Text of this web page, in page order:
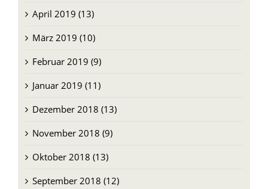
April 2019 (13)
März 2019 (10)
Februar 2019 (9)
Januar 2019 (11)
Dezember 2018 (13)
November 2018 (9)
Oktober 2018 (13)
September 2018 (12)